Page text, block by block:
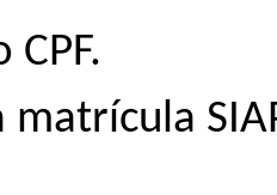
matrícula